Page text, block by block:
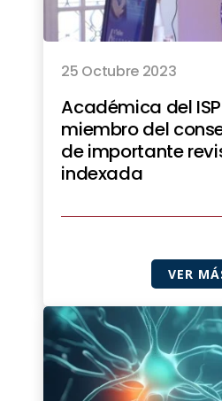
25 Octubre 2023
Académica del
miembro del
de importante
indexada
VER